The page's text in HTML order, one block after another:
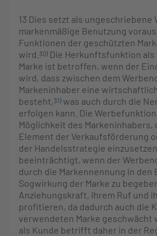
13 Dies setzt als ungeschriebene
markenmäßige Benutzung
Funktionen der geschützten
wird. 30) Die Herkunftsfunktion
Marke ist betroffen, wenn der
wird, dass zwischen dem
Markeninhaber eine
besteht,31) was auch durch die
erfolgen kann. Die
Möglichkeit des Markeninhabers,
Element der Verkaufsförderung
der Handelsstrategie einzusetzen.
beeinträchtigt, wenn der
durch die Markennennung in den
Sogwirkung der Marke zu
Anziehungskraft, ihrem Ruf und
profitieren, da dadurch auch die
verwendeten Marke geschwächt
als Kunde betrifft daher in der